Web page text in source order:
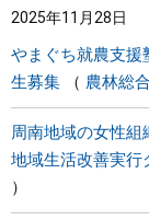
2025年11月28日
やまぐち就農支援
生募集
農林総
周南地域の女性
地域生活改善実行